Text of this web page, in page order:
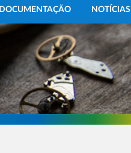
DOCUMENTAÇÃO NOTÍCIAS